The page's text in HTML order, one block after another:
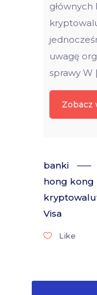
uwagę
sprawy W
Zobacz
banki
hong kong
Visa
Like